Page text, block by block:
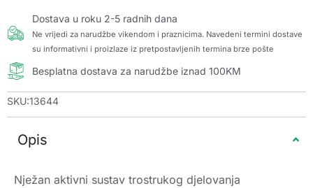
Dostava u roku 2-5 radnih dana
Ne vrijedi za narudžbe vikendom i praznicima. Navedeni termini dostave
su informativni i proizlaze iz pretpostavljenih termina brze pošte
Besplatna dostava za narudžbe iznad 100KM
SKU:13644
Opis
Nježan aktivni sustav trostrukog djelovanja